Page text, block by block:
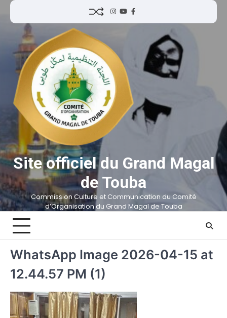
Site officiel du Grand Magal
de Touba
Commission Culture et Communication du Comité
d’Organisation du Grand Magal de Touba
WhatsApp Image 2026-04-15 at
12.44.57 PM (1)